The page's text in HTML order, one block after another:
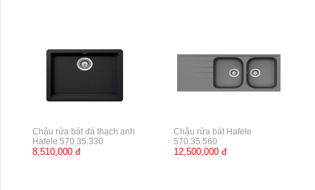
Chậu rửa bát đá thạch anh
Hafele 570.35.330
8,510,000 đ
Chậu rửa bát Hafele
570.35.560
12,500,000 đ